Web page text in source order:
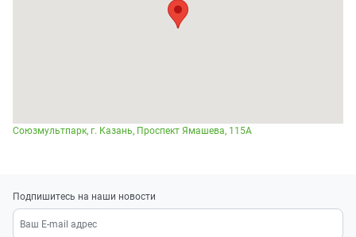
Союзмультпарк, г. Казань, Проспект Ямашева, 115А
Подпишитесь на наши новости